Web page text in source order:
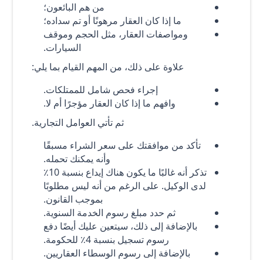
من هم البائعون؛
ما إذا كان العقار مرهونًا أو تم سداده؛
ومواصفات العقار، مثل الحجم وموقف
السيارات.
علاوة على ذلك، من المهم القيام بما يلي:
إجراء فحص شامل للممتلكات.
وافهم ما إذا كان العقار مؤجرًا أم لا.
ثم تأتي العوامل التجارية.
تأكد من موافقتك على سعر الشراء مسبقًا
وأنه يمكنك تحمله.
تذكر أنه غالبًا ما يكون هناك إيداع بنسبة 10٪
لدى الوكيل. على الرغم من أنه ليس مطلوبًا
بموجب القانون.
ثم حدد مبلغ رسوم الخدمة السنوية.
بالإضافة إلى ذلك، سيتعين عليك أيضًا دفع
رسوم تسجيل بنسبة 4٪ للحكومة.
بالإضافة إلى رسوم الوسطاء العقاريين.